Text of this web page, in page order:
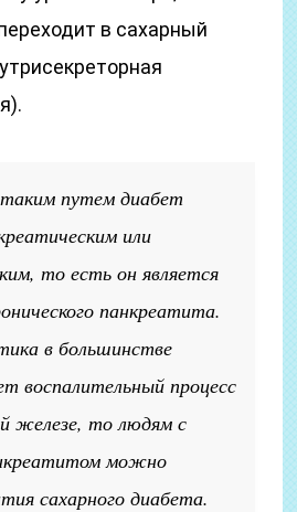
в сахарный
путем диабет
или
то есть он является
панкреатита.
в большинстве
воспалительный процесс
железе, то людям с
можно
сахарного диабета.